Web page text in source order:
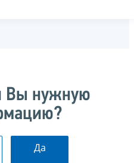
Вы нужную
Да